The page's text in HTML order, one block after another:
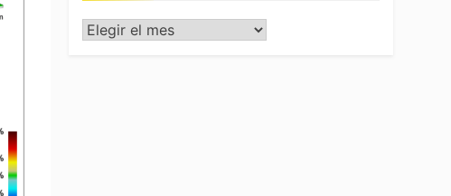
Archivo